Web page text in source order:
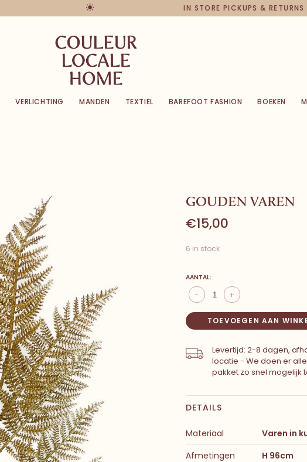
IN STORE PICKUPS & RETURNS
VERLICHTING MANDEN TEXTIEL BAREFOOT FASHION BOEKEN
GOUDEN VAREN
€15,00
6 in stock
AANTAL:
+
-
TOEVOEGEN AAN
Levertijd: 2-8 dagen,
locatie - We doen er
pakket zo snel mogelijk
DETAILS
Materiaal
Varen in
Afmetingen
H 96cm